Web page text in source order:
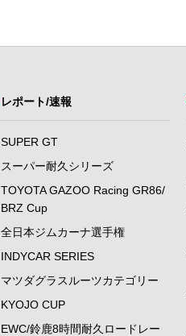
レポート/速報
SUPER GT
スーパー耐久シリーズ
TOYOTA GAZOO Racing GR86/
BRZ Cup
全日本ジムカーナ選手権
INDYCAR SERIES
マツダグラスルーツカテゴリー
KYOJO CUP
EWC/鈴鹿8時間耐久ロードレー